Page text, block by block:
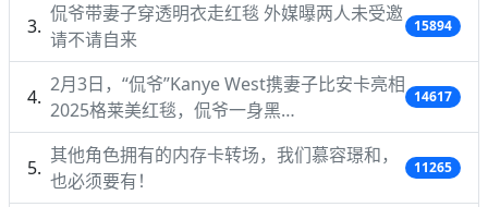
侃爷带妻子穿透明衣走红毯 外媒曝两人未受邀
请不请自来
15894
2月3日，“侃爷”Kanye West携妻子比安卡亮相
2025格莱美红毯，侃爷一身黑…
14617
其他角色拥有的内存卡转场，我们慕容璟和，
也必须要有！
11265